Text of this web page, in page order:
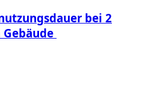
bei 2